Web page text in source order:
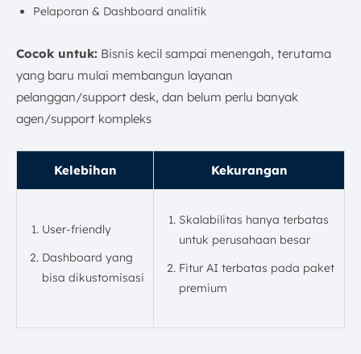
Pelaporan & Dashboard analitik
Cocok untuk: Bisnis kecil sampai menengah, terutama
yang baru mulai membangun layanan
pelanggan/support desk, dan belum perlu banyak
agen/support kompleks
Kelebihan Kekurangan
User-friendly
Dashboard yang
bisa dikustomisasi
Skalabilitas hanya terbatas
untuk perusahaan besar
Fitur AI terbatas pada paket
premium